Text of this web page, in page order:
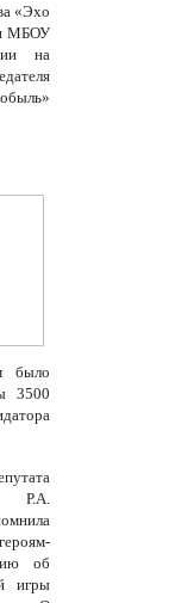
«Эхо
МБОУ
на
было
3500
Р.А.
об
игры